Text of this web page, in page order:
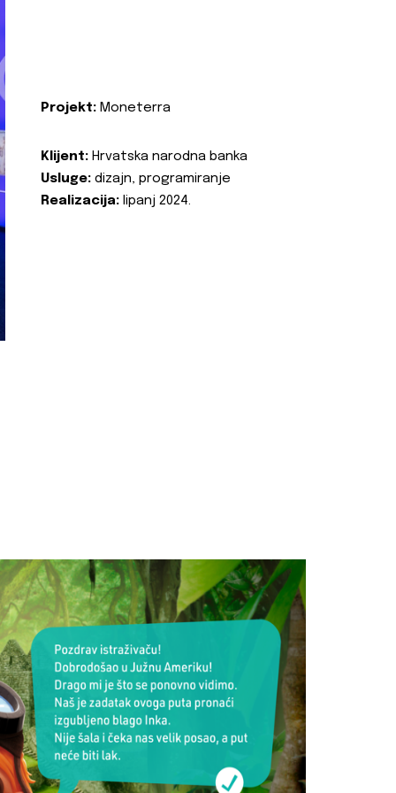
Projekt: Moneterra
Klijent: Hrvatska narodna banka
Usluge: dizajn, programiranje
Realizacija: lipanj 2024.